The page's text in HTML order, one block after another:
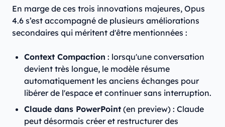
En marge de ces trois innovations majeures, Opus
4.6 s’est accompagné de plusieurs améliorations
secondaires qui méritent d'être mentionnées :
Context Compaction : lorsqu'une conversation
devient très longue, le modèle résume
automatiquement les anciens échanges pour
libérer de l'espace et continuer sans interruption.
Claude dans PowerPoint (en preview) : Claude
peut désormais créer et restructurer des